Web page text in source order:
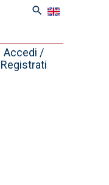
search
Accedi /
Registrati